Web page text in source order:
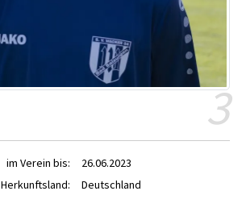
3
im Verein bis:
26.06.2023
Herkunftsland:
Deutschland